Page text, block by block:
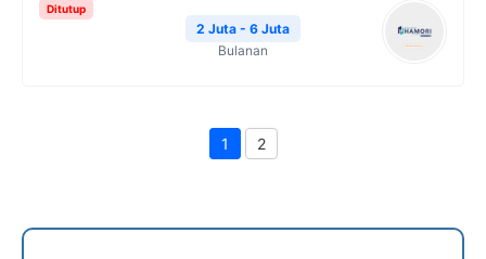
Ditutup
2 Juta - 6 Juta
Bulanan
Page
1 2